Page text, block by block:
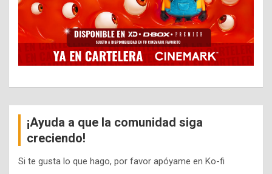
¡Ayuda a que la comunidad siga
creciendo!
Si te gusta lo que hago, por favor apóyame en Ko-fi